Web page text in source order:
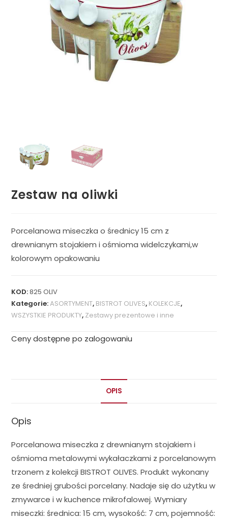
Zestaw na oliwki
Porcelanowa miseczka o średnicy 15 cm z
drewnianym stojakiem i ośmioma widelczykami,w
kolorowym opakowaniu
KOD:825 OLIV
Kategorie:ASORTYMENT, BISTROT OLIVES, KOLEKCJE,
WSZYSTKIE PRODUKTY, Zestawy prezentowe i inne
Ceny dostępne po zalogowaniu
OPIS
Opis
Porcelanowa miseczka z drewnianym stojakiem i
ośmioma metalowymi wykałaczkami z porcelanowym
trzonem z kolekcji BISTROT OLIVES. Produkt wykonany
ze średniej grubości porcelany. Nadaje się do użytku w
zmywarce i w kuchence mikrofalowej. Wymiary
miseczki: średnica: 15 cm, wysokość: 7 cm, pojemność: